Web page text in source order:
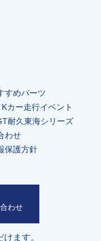
すめパーツ
カー走行イベント
耐久東海シリーズ
わせ
保護方針
わせ
ます。